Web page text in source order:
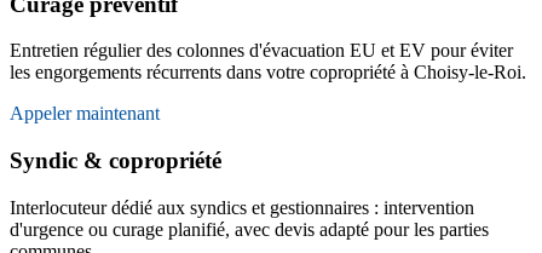
Entretien régulier des colonnes d'évacuation EU et EV pour éviter
les engorgements récurrents dans votre copropriété à Choisy-le-Roi.
Appeler maintenant
Syndic & copropriété
Interlocuteur dédié aux syndics et gestionnaires : intervention
d'urgence ou curage planifié, avec devis adapté pour les parties